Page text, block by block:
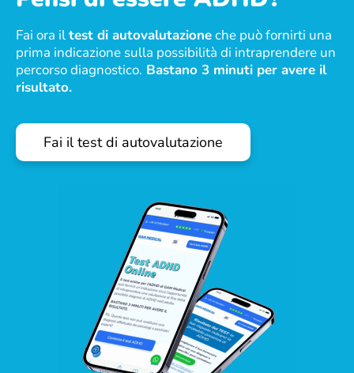
Fai ora iltest di autovalutazioneche può fornirti una
prima indicazione sulla possibilità di intraprendere un
percorso diagnostico. Bastano 3 minuti per avere il
risultato.
Fai il test di autovalutazione